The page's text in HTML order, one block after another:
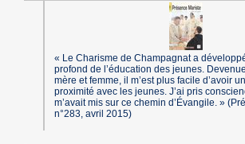
« Le Charisme de Champagnat a
profond de l’éducation des jeunes.
mère et femme, il m’est plus facile d’avoir
proximité avec les jeunes. J’ai pris
m’avait mis sur ce chemin d’Évangile. »
n°283, avril 2015)